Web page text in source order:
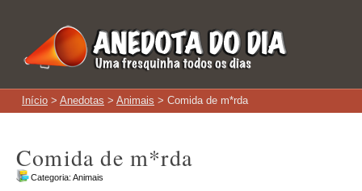
Início > Anedotas > Animais > Comida de m*rda
Comida de m*rda
Categoria: Animais